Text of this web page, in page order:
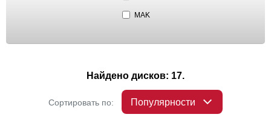
MAK
Найдено дисков: 17.
Сортировать по: Популярности